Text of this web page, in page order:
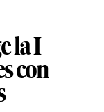
la I
con